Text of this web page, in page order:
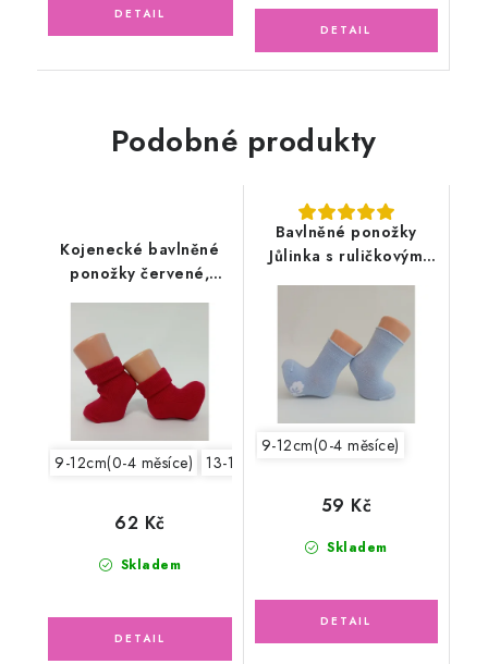
Podobné produkty
Kojenecké bavlněné
ponožky červené,
přeložený lem
9-12cm(0-4 měsíce) 13-15cm /19-22/
Skladem
62 Kč
Bavlněné ponožky
Jůlinka s ruličkovým
lemem, modré
9-12cm(0-4 měsíce)
Skladem
59 Kč